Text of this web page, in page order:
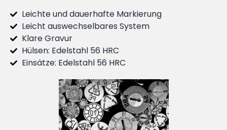
Leichte und dauerhafte Markierung
Leicht auswechselbares System
Klare Gravur
Hülsen: Edelstahl 56 HRC
Einsätze: Edelstahl 56 HRC